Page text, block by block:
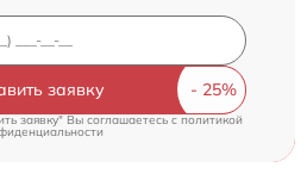
заявку
заявку" Вы соглашаетесь cполитикой